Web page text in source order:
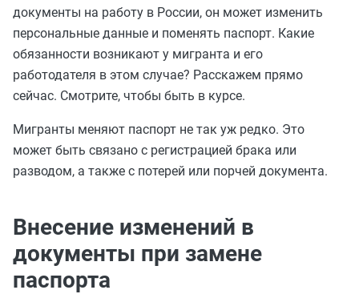
документы на работу в России, он может изменить
персональные данные и поменять паспорт. Какие
обязанности возникают у мигранта и его
работодателя в этом случае? Расскажем прямо
сейчас. Смотрите, чтобы быть в курсе.
Мигранты меняют паспорт не так уж редко. Это
может быть связано с регистрацией брака или
разводом, а также с потерей или порчей документа.
Внесение изменений в
документы при замене
паспорта